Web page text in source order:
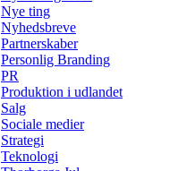
Nye ting
Nyhedsbreve
Partnerskaber
Personlig Branding
PR
Produktion i udlandet
Salg
Sociale medier
Strategi
Teknologi